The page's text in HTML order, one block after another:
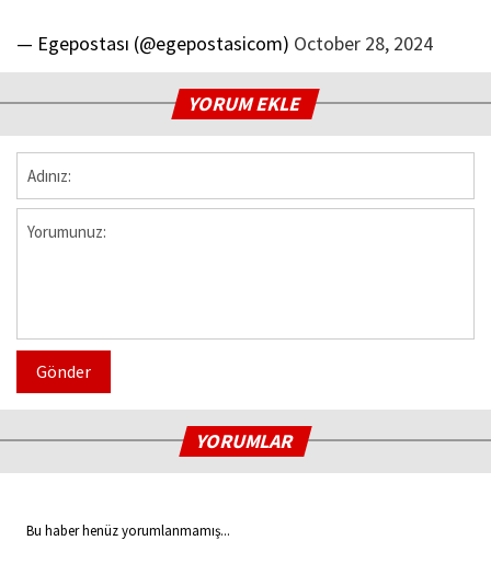
— Egepostası (@egepostasicom) October 28, 2024
YORUM EKLE
Gönder
YORUMLAR
Bu haber henüz yorumlanmamış...